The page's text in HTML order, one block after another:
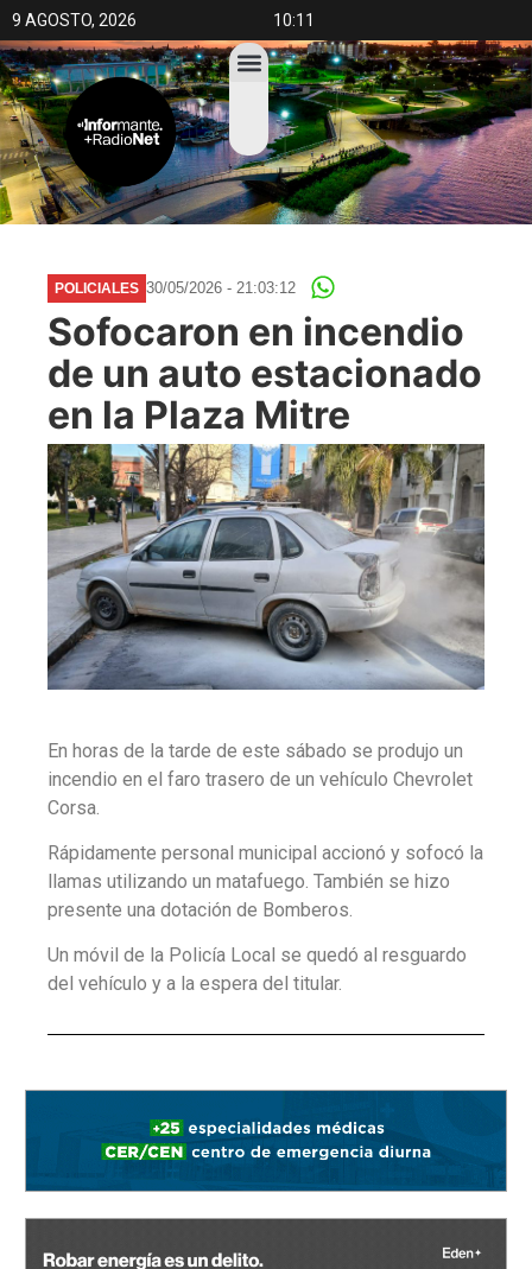
9 AGOSTO, 2026 10:11
POLICIALES 30/05/2026 - 21:03:12
Sofocaron en incendio
de un auto estacionado
en la Plaza Mitre
En horas de la tarde de este sábado se produjo un
incendio en el faro trasero de un vehículo Chevrolet
Corsa.
Rápidamente personal municipal accionó y sofocó la
llamas utilizando un matafuego. También se hizo
presente una dotación de Bomberos.
Un móvil de la Policía Local se quedó al resguardo
del vehículo y a la espera del titular.